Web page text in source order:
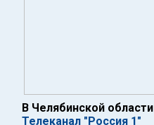
В Челябинской
Телеканал "Россия 1"